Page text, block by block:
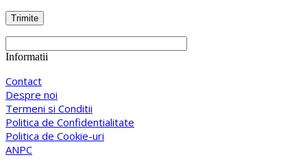
Informatii
Contact
Despre noi
Termeni si Conditii
Politica de Confidentialitate
Politica de Cookie-uri
ANPC